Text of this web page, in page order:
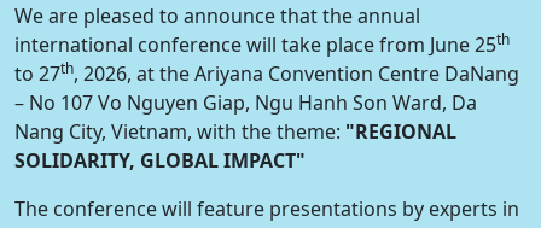
We are pleased to announce that the annual
international conference will take place from June 25th
to 27th, 2026, at the Ariyana Convention Centre DaNang
– No 107 Vo Nguyen Giap, Ngu Hanh Son Ward, Da
Nang City, Vietnam, with the theme: "REGIONAL
SOLIDARITY, GLOBAL IMPACT"
The conference will feature presentations by experts in